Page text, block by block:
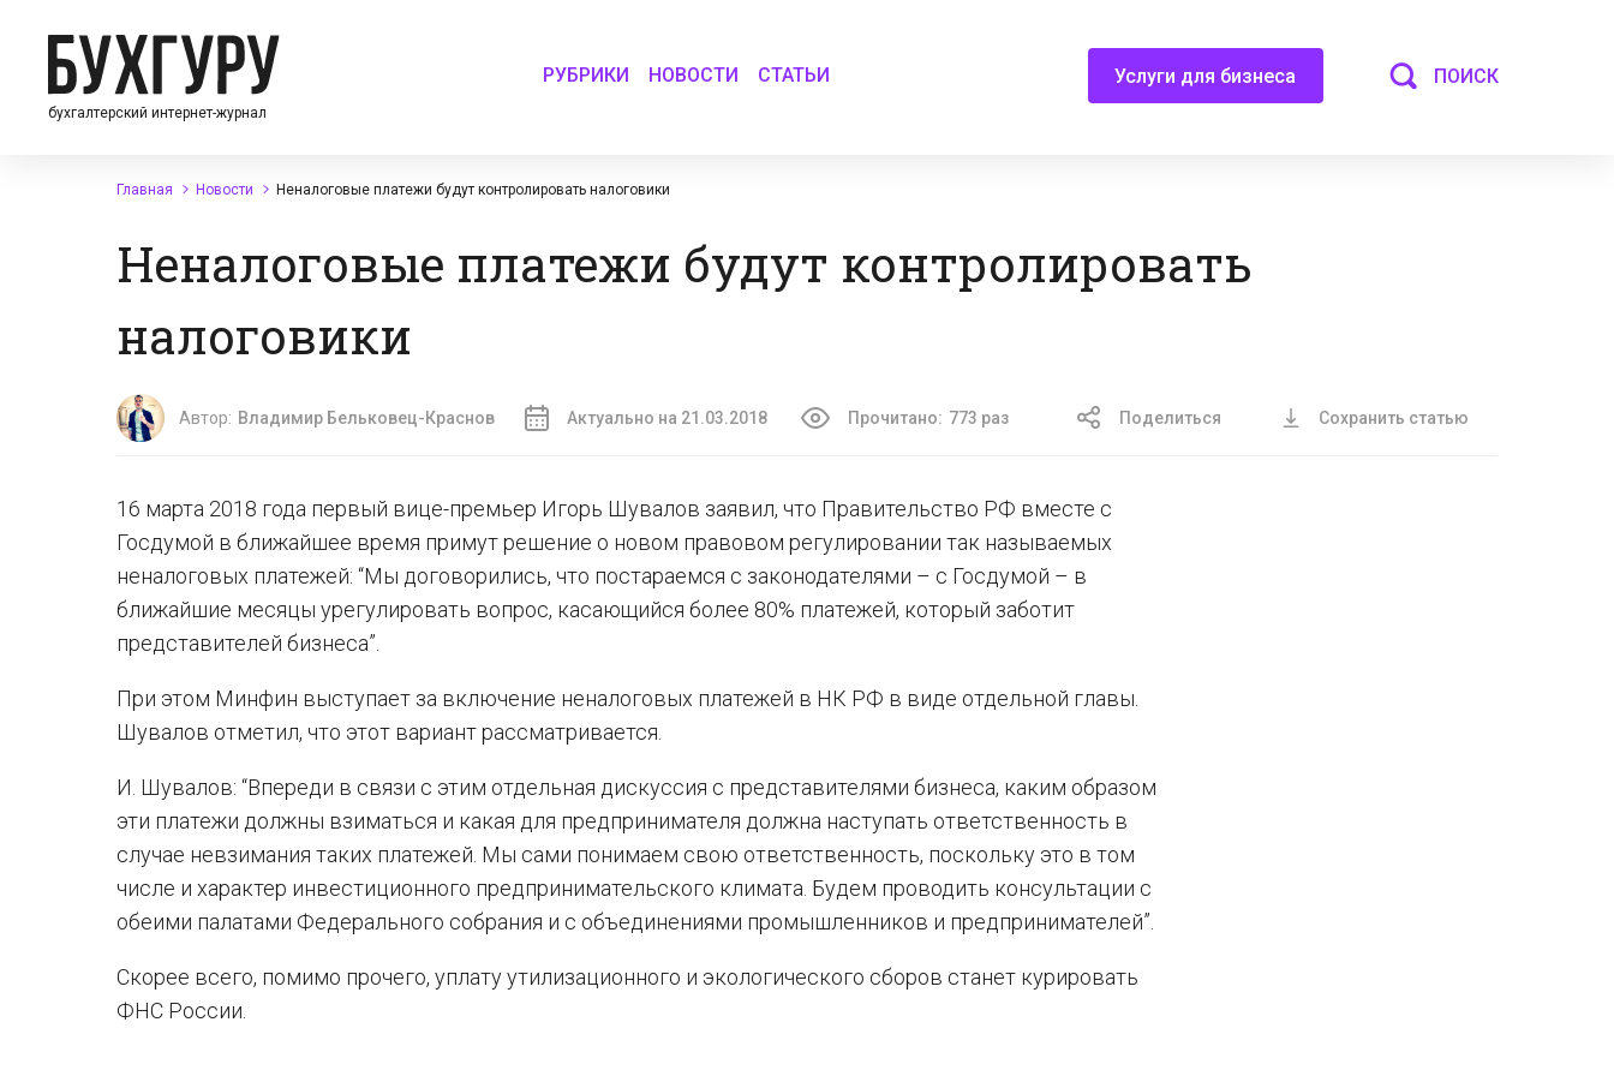
бухгалтерский интернет-журнал
РУБРИКИ НОВОСТИ СТАТЬИ Услуги для бизнеса ПОИСК
Главная Новости Неналоговые платежи будут контролировать налоговики
Неналоговые платежи будут контролировать
налоговики
Автор: Владимир Бельковец-Краснов Актуально на 21.03.2018 Прочитано: 773 раз Поделиться Сохранить статью
16 марта 2018 года первый вице-премьер Игорь Шувалов заявил, что Правительство РФ вместе с
Госдумой в ближайшее время примут решение о новом правовом регулировании так называемых
неналоговых платежей: “Мы договорились, что постараемся с законодателями – с Госдумой – в
ближайшие месяцы урегулировать вопрос, касающийся более 80% платежей, который заботит
представителей бизнеса”.
При этом Минфин выступает за включение неналоговых платежей в НК РФ в виде отдельной главы.
Шувалов отметил, что этот вариант рассматривается.
И. Шувалов: “Впереди в связи с этим отдельная дискуссия с представителями бизнеса, каким образом
эти платежи должны взиматься и какая для предпринимателя должна наступать ответственность в
случае невзимания таких платежей. Мы сами понимаем свою ответственность, поскольку это в том
числе и характер инвестиционного предпринимательского климата. Будем проводить консультации с
обеими палатами Федерального собрания и с объединениями промышленников и предпринимателей”.
Скорее всего, помимо прочего, уплату утилизационного и экологического сборов станет курировать
ФНС России.